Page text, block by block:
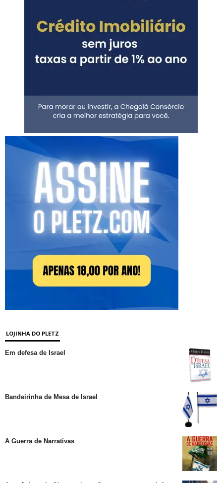
LOJINHA DO PLETZ
Em defesa de Israel
Bandeirinha de Mesa de Israel
A Guerra de Narrativas